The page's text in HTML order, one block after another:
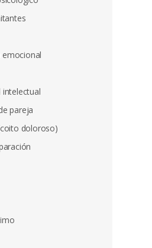
emocional
intelectual
pareja
doloroso)